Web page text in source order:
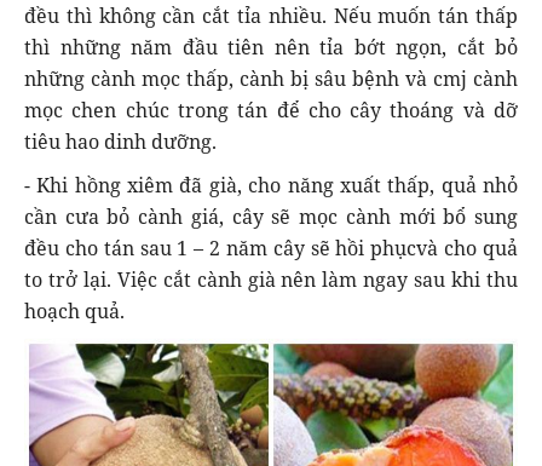
đều thì không cần cắt tỉa nhiều. Nếu muốn tán thấp
thì những năm đầu tiên nên tỉa bớt ngọn, cắt bỏ
những cành mọc thấp, cành bị sâu bệnh và cmj cành
mọc chen chúc trong tán để cho cây thoáng và dỡ
tiêu hao dinh dưỡng.
- Khi hồng xiêm đã già, cho năng xuất thấp, quả nhỏ
cần cưa bỏ cành giá, cây sẽ mọc cành mới bổ sung
đều cho tán sau 1 – 2 năm cây sẽ hồi phụcvà cho quả
to trở lại. Việc cắt cành già nên làm ngay sau khi thu
hoạch quả.